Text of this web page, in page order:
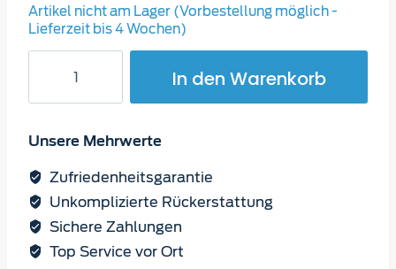
Artikel nicht am Lager (Vorbestellung möglich -
Lieferzeit bis 4 Wochen)
Universallippen
26mm
In den Warenkorb
Unsere Mehrwerte
Zufriedenheitsgarantie
Unkomplizierte Rückerstattung
Sichere Zahlungen
Top Service vor Ort